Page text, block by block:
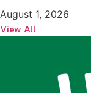
August 1, 2026
View All